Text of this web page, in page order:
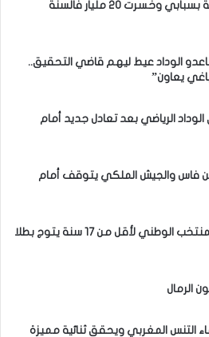
أيت منا: “الوداد اليوم عايشة بسبابي وخسرت 20 مليار فالسنة
الوداد عيط ليهم قاضي التحقيق..
يعاون”
الوداد الرياضي بعد تعادل جديد أمام
فاس والجيش الملكي يتوقف أمام
على عرش شمال إفريقيا: المنتخب الوطني لأقل من 17 سنة يتوج بطلا
الرمال
المغربي ويحقق ثنائية مميزة